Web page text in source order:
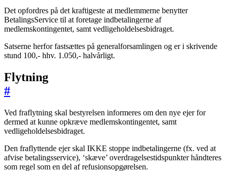
Det opfordres på det kraftigeste at medlemmerne benytter
BetalingsService til at foretage indbetalingerne af
medlemskontingentet, samt vedligeholdelsesbidraget.
Satserne herfor fastsættes på generalforsamlingen og er i skrivende
stund 100,- hhv. 1.050,- halvårligt.
Flytning
#
Ved fraflytning skal bestyrelsen informeres om den nye ejer for
dermed at kunne opkræve medlemskontingentet, samt
vedligeholdelsesbidraget.
Den fraflyttende ejer skal IKKE stoppe indbetalingerne (fx. ved at
afvise betalingsservice), ‘skæve’ overdragelsestidspunkter håndteres
som regel som en del af refusionsopgørelsen.